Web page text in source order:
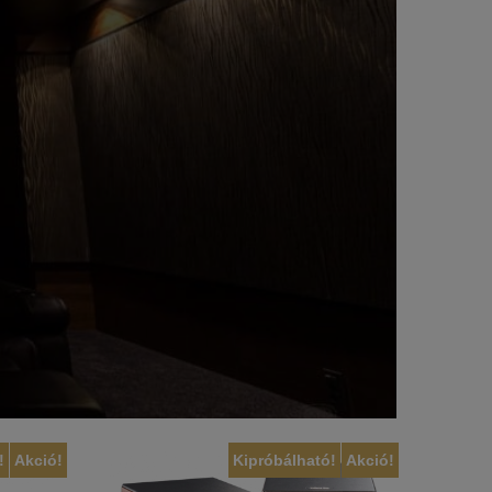
Akció! Akció!
Kipróbálható!